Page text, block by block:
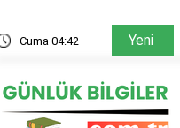
Cuma 04:42 Yeni